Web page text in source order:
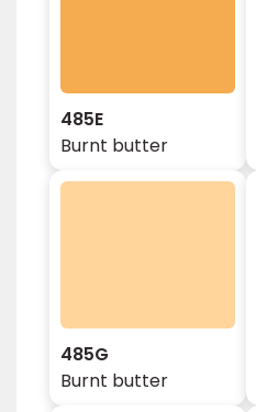
485E
Burnt butter
485G
Burnt butter